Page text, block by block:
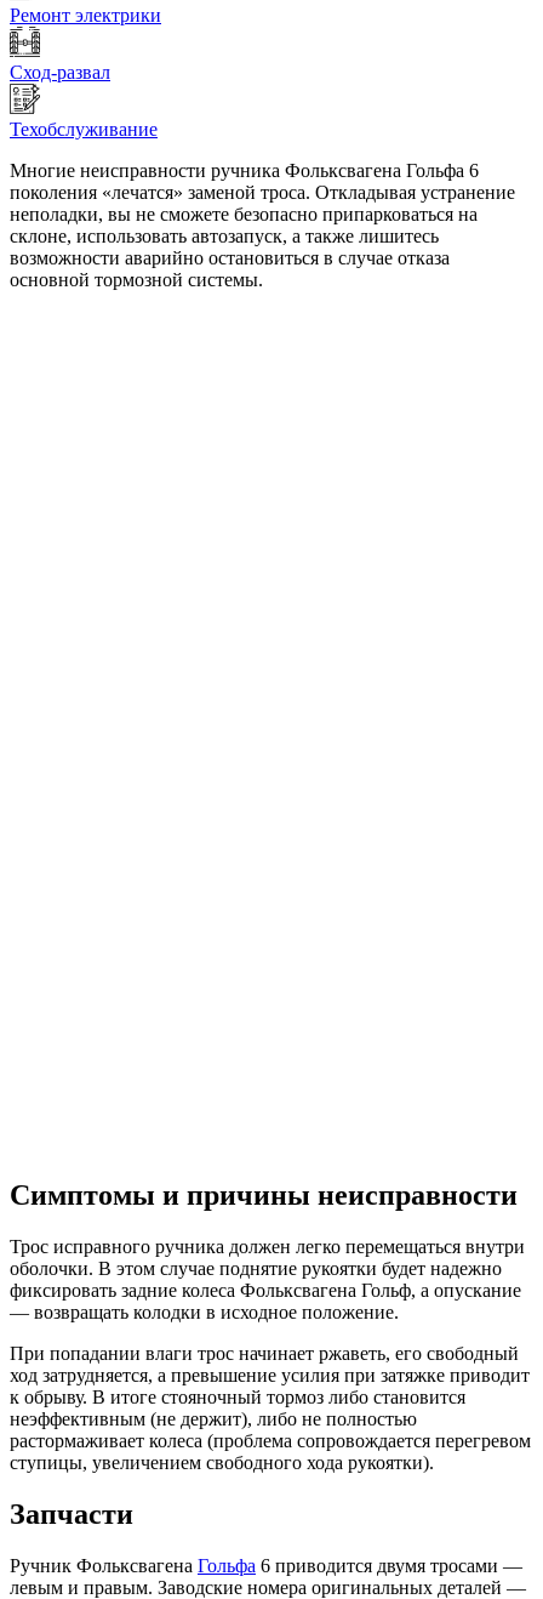
Ремонт электрики
Сход-развал
Техобслуживание
Многие неисправности ручника Фольксвагена Гольфа 6
поколения «лечатся» заменой троса. Откладывая устранение
неполадки, вы не сможете безопасно припарковаться на
склоне, использовать автозапуск, а также лишитесь
возможности аварийно остановиться в случае отказа
основной тормозной системы.
Симптомы и причины неисправности
Трос исправного ручника должен легко перемещаться внутри
оболочки. В этом случае поднятие рукоятки будет надежно
фиксировать задние колеса Фольксвагена Гольф, а опускание
— возвращать колодки в исходное положение.
При попадании влаги трос начинает ржаветь, его свободный
ход затрудняется, а превышение усилия при затяжке приводит
к обрыву. В итоге стояночный тормоз либо становится
неэффективным (не держит), либо не полностью
растормаживает колеса (проблема сопровождается перегревом
ступицы, увеличением свободного хода рукоятки).
Запчасти
Ручник Фольксвагена Гольфа 6 приводится двумя тросами —
левым и правым. Заводские номера оригинальных деталей —